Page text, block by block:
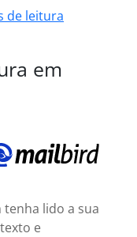
de leitura
em
lido a sua
e